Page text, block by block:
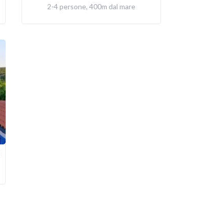
2-4 persone, 400m dal mare